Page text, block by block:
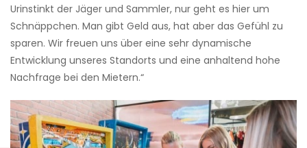
Urinstinkt der Jäger und Sammler, nur geht es hier um
Schnäppchen. Man gibt Geld aus, hat aber das Gefühl zu
sparen. Wir freuen uns über eine sehr dynamische
Entwicklung unseres Standorts und eine anhaltend hohe
Nachfrage bei den Mietern.“